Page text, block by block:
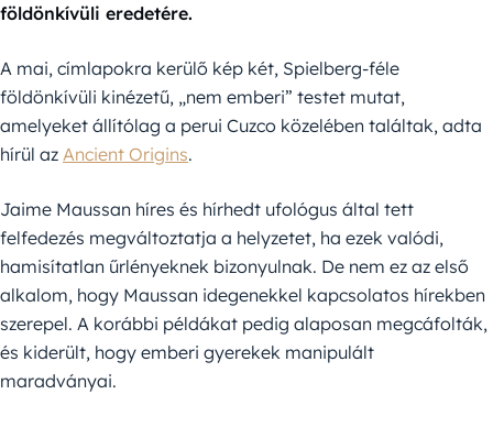
földönkívüli eredetére.
A mai, címlapokra kerülő kép két, Spielberg-féle
földönkívüli kinézetű, „nem emberi” testet mutat,
amelyeket állítólag a perui Cuzco közelében találtak, adta
hírül az Ancient Origins.
Jaime Maussan híres és hírhedt ufológus által tett
felfedezés megváltoztatja a helyzetet, ha ezek valódi,
hamisítatlan űrlényeknek bizonyulnak. De nem ez az első
alkalom, hogy Maussan idegenekkel kapcsolatos hírekben
szerepel. A korábbi példákat pedig alaposan megcáfolták,
és kiderült, hogy emberi gyerekek manipulált
maradványai.